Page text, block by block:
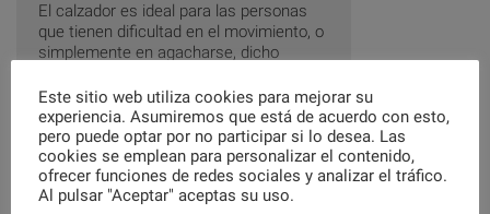
El calzador es ideal para las personas
que tienen dificultad en el movimiento, o
simplemente en agacharse, dicho
tipo de esfuerzo.
Las ayudas técnicas para vestirse
proporcionan una herramienta para que
la persona mayor pueda mantener su
autonomía. Vestirse consiste en llevar a
cabo las acciones y tareas coordinadas
Este sitio web utiliza cookies para mejorar su
experiencia. Asumiremos que está de acuerdo con esto,
pero puede optar por no participar si lo desea. Las
cookies se emplean para personalizar el contenido,
ofrecer funciones de redes sociales y analizar el tráfico.
Al pulsar "Aceptar" aceptas su uso.